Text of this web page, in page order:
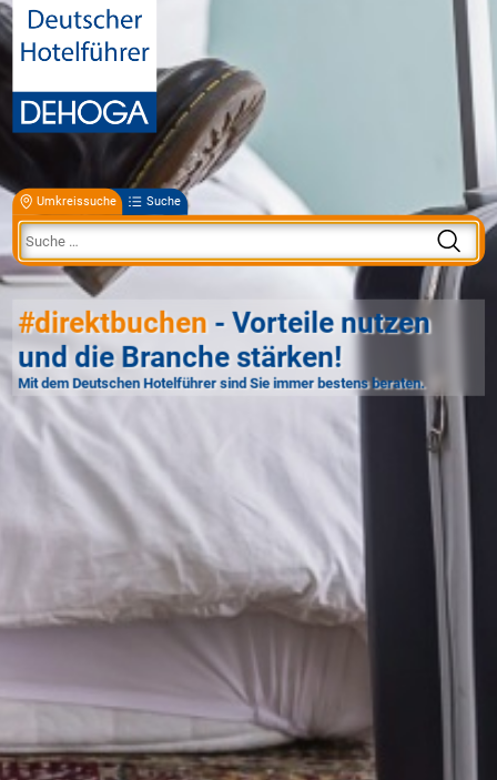
Umkreissuche Suche
#direktbuchen - Vorteile nutzen
und die Branche stärken!
Mit dem Deutschen Hotelführer sind Sie immer bestens beraten.